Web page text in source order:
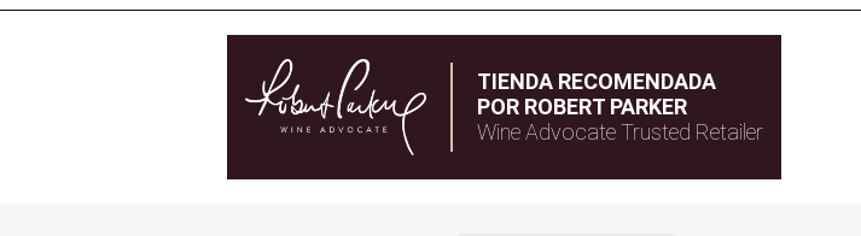
TIENDA RECOMENDADA
POR ROBERT PARKER
Wine Advocate Trusted Retailer